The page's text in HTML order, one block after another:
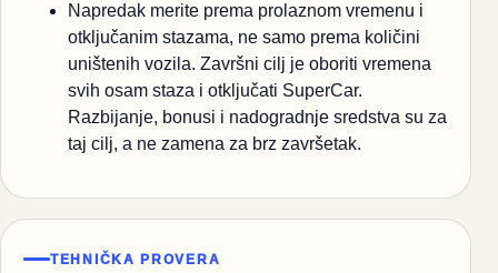
Napredak merite prema prolaznom vremenu i
otključanim stazama, ne samo prema količini
uništenih vozila. Završni cilj je oboriti vremena
svih osam staza i otključati SuperCar.
Razbijanje, bonusi i nadogradnje sredstva su za
taj cilj, a ne zamena za brz završetak.
TEHNIČKA PROVERA